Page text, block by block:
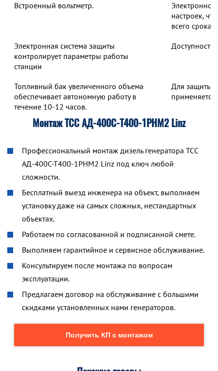
Встроенный вольтметр.
настроек,
всего срока
Электронная система защиты
контролирует параметры работы
станции
Доступность
Топливный бак увеличенного объема
обеспечивает автономную работу в
течение 10-12 часов.
Для защиты
Монтаж ТСС АД-400С-Т400-1РНМ2 Linz
Профессиональный монтаж дизель генератора ТСС
АД-400С-Т400-1РНМ2 Linz под ключ любой
сложности.
Бесплатный выезд инженера на объект, выполняем
установку даже на самых сложных, нестандартных
объектах.
Работаем по согласованной и подписанной смете.
Выполняем гарантийное и сервисное обслуживание.
Консультируем после монтажа по вопросам
эксплуатации.
Предлагаем договор на обслуживание с большими
скидками установленных нами генераторов.
Получить КП с монтажом